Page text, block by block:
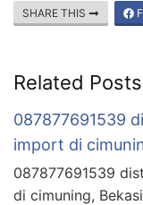
SHARE THIS
Related Posts
087877691539
import di
087877691539
di cimuning,